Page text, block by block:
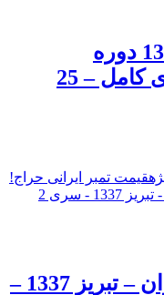
تمبر هزاره ابن سینا 1326 دوره
محمدرضا شاه – 5 سری کامل – 25
تومان.
قیمت تمبر ایرانی حراج!
تمبر افتتاح راه آهن تهران – تبریز 1337 –